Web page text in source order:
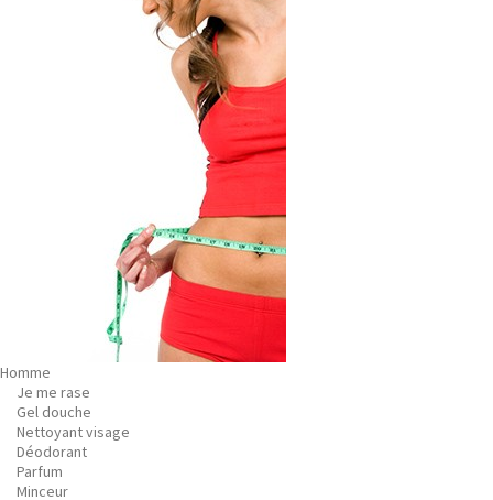
Homme
Je me rase
Gel douche
Nettoyant visage
Déodorant
Parfum
Minceur